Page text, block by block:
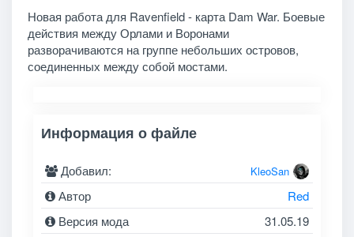
Новая работа для Ravenfield - карта Dam War. Боевые
действия между Орлами и Воронами
разворачиваются на группе небольших островов,
соединенных между собой мостами.
Информация о файле
Добавил: KleoSan
Автор
Red
Версия мода
31.05.19